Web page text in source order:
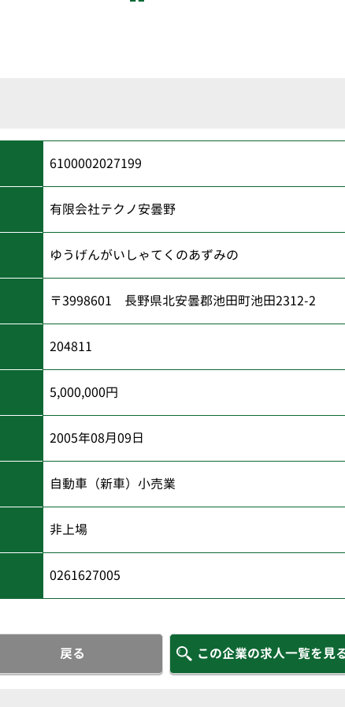
6100002027199
有限会社テクノ安曇野
ゆうげんがいしゃてくのあずみの
〒3998601 長野県北安曇郡池田町池田2312-2
204811
5,000,000円
2005年08月09日
自動車（新車）小売業
非上場
0261627005
戻る この企業の求人一覧を見